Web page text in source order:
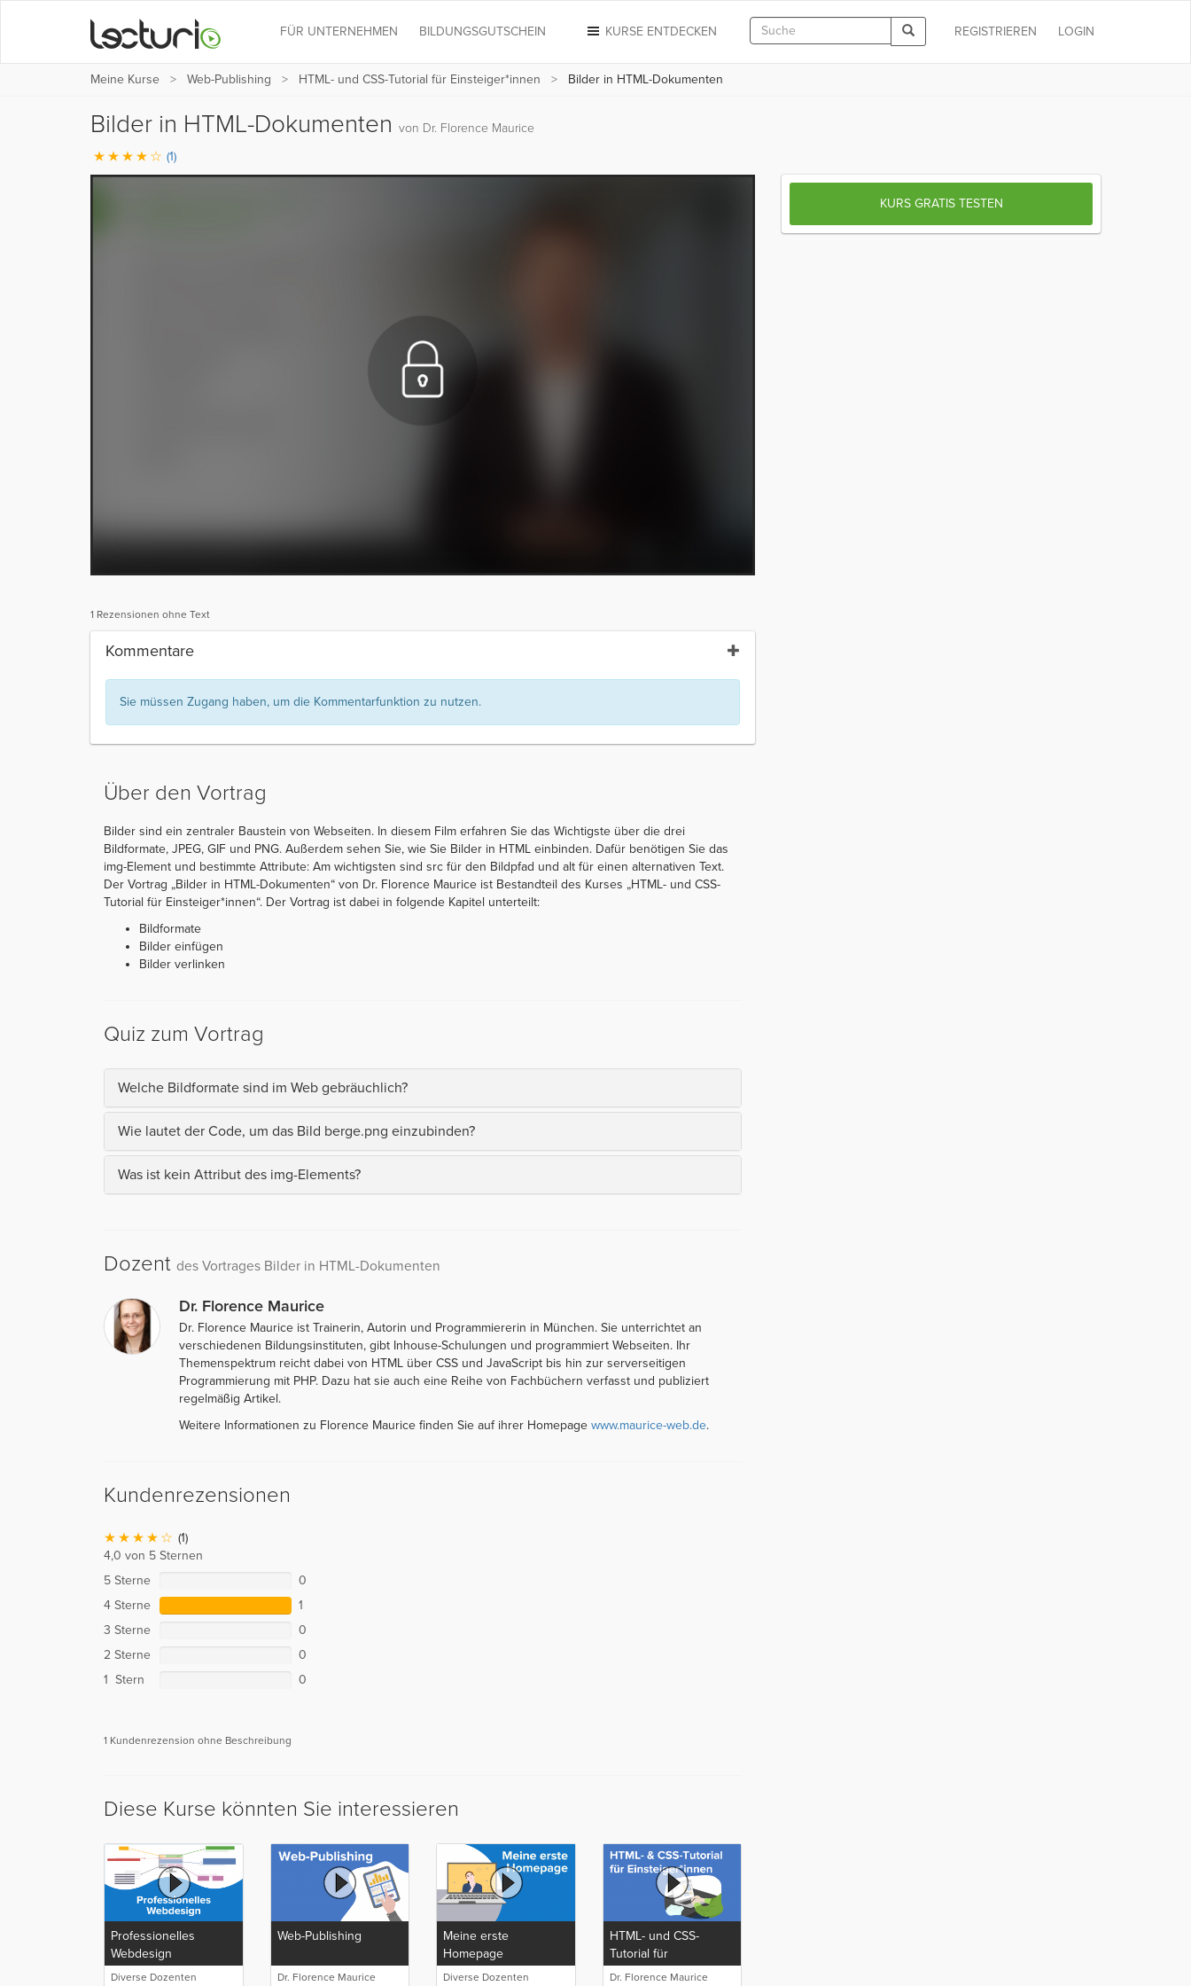
LOGIN
REGISTRIEREN
KURSE ENTDECKEN
FÜR UNTERNEHMEN BILDUNGSGUTSCHEIN
Meine Kurse Web-Publishing HTML- und CSS-Tutorial für Einsteiger*innen Bilder in HTML-Dokumenten
Bilder in HTML-Dokumenten von Dr. Florence Maurice
(1)
1 Rezensionen ohne Text
Kommentare
Sie müssen Zugang haben, um die Kommentarfunktion zu nutzen.
Über den Vortrag
Bilder sind ein zentraler Baustein von Webseiten. In diesem Film erfahren Sie das Wichtigste über die drei
Bildformate, JPEG, GIF und PNG. Außerdem sehen Sie, wie Sie Bilder in HTML einbinden. Dafür benötigen Sie das
img-Element und bestimmte Attribute: Am wichtigsten sind src für den Bildpfad und alt für einen alternativen Text.
Der Vortrag „Bilder in HTML-Dokumenten“ von Dr. Florence Maurice ist Bestandteil des Kurses „HTML- und CSS-
Tutorial für Einsteiger*innen“. Der Vortrag ist dabei in folgende Kapitel unterteilt:
Bildformate
Bilder einfügen
Bilder verlinken
Quiz zum Vortrag
Welche Bildformate sind im Web gebräuchlich?
Wie lautet der Code, um das Bild berge.png einzubinden?
Was ist kein Attribut des img-Elements?
Dozent des Vortrages Bilder in HTML-Dokumenten
Dr. Florence Maurice
Dr. Florence Maurice ist Trainerin, Autorin und Programmiererin in München. Sie unterrichtet an
verschiedenen Bildungsinstituten, gibt Inhouse-Schulungen und programmiert Webseiten. Ihr
Themenspektrum reicht dabei von HTML über CSS und JavaScript bis hin zur serverseitigen
Programmierung mit PHP. Dazu hat sie auch eine Reihe von Fachbüchern verfasst und publiziert
regelmäßig Artikel.
Weitere Informationen zu Florence Maurice finden Sie auf ihrer Homepage www.maurice-web.de.
Kundenrezensionen
(1)
4,0 von 5 Sternen
5 Sterne
0
4 Sterne
1
3 Sterne
0
2 Sterne
0
1 Stern
0
1 Kundenrezension ohne Beschreibung
Diese Kurse könnten Sie interessieren
Professionelles
Webdesign
Diverse Dozenten
Web-Publishing
Dr. Florence Maurice
Meine erste
Homepage
Diverse Dozenten
HTML- und CSS-
Tutorial für
Einsteiger*innen
Dr. Florence Maurice
KURS GRATIS TESTEN